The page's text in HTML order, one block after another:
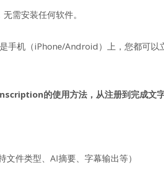
需安装任何软件。
手机（iPhone/Android）上，您都可以
的使用方法，从注册到完成文
件类型、AI摘要、字幕输出等）